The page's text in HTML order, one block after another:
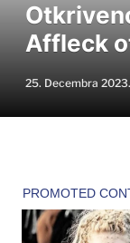
Affleck
25. Decembra 2023.